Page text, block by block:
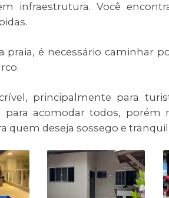
infraestrutura. Você
a praia, é necessário
principalmente para
para acomodar todos,
quem deseja sossego e